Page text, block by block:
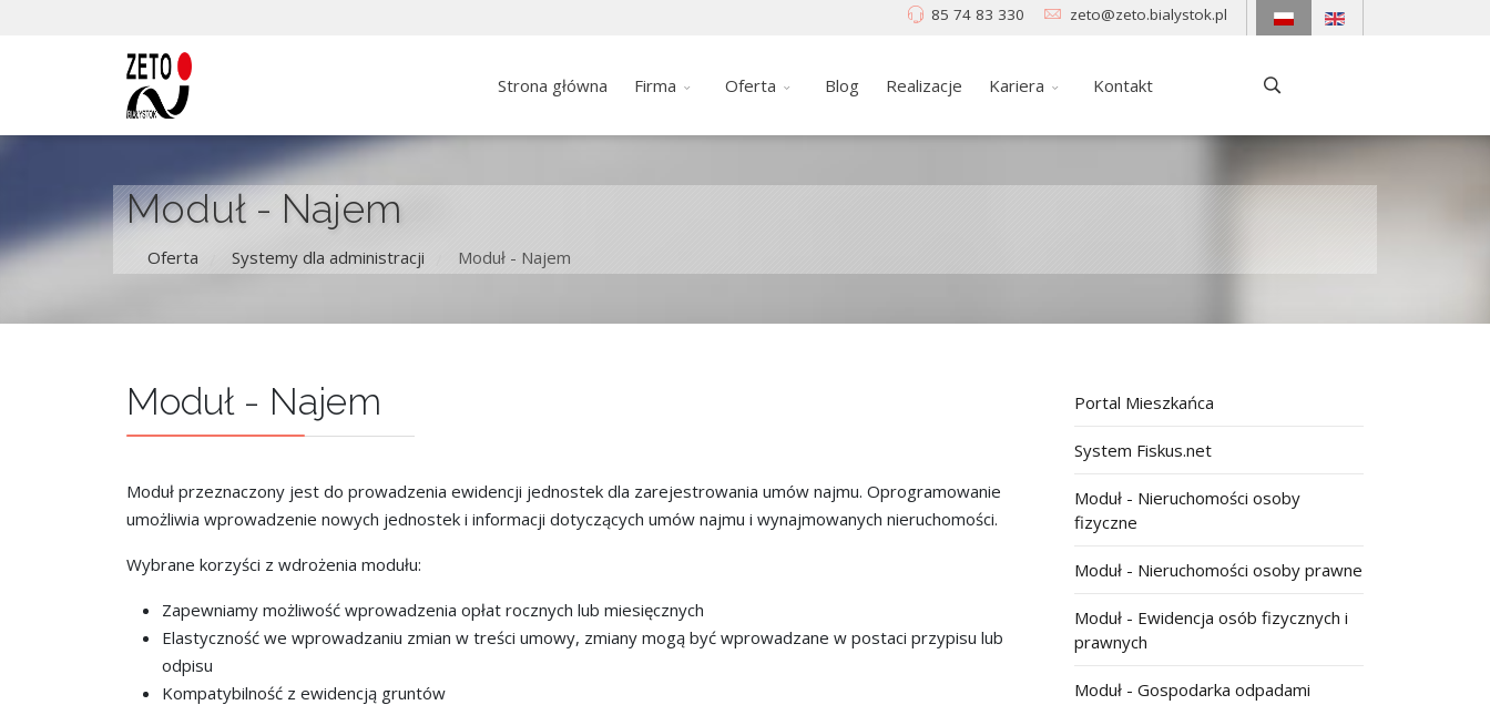
85 74 83 330 zeto@zeto.bialystok.pl
Strona główna Firma Oferta Blog Realizacje Kariera Kontakt
Moduł - Najem
Oferta Systemy dla administracji Moduł - Najem
Moduł - Najem
Moduł przeznaczony jest do prowadzenia ewidencji jednostek dla zarejestrowania umów najmu. Oprogramowanie
umożliwia wprowadzenie nowych jednostek i informacji dotyczących umów najmu i wynajmowanych nieruchomości.
Wybrane korzyści z wdrożenia modułu:
Zapewniamy możliwość wprowadzenia opłat rocznych lub miesięcznych
Elastyczność we wprowadzaniu zmian w treści umowy, zmiany mogą być wprowadzane w postaci przypisu lub
odpisu
Kompatybilność z ewidencją gruntów
Portal Mieszkańca
System Fiskus.net
Moduł - Nieruchomości osoby
fizyczne
Moduł - Nieruchomości osoby prawne
Moduł - Ewidencja osób fizycznych i
prawnych
Moduł - Gospodarka odpadami